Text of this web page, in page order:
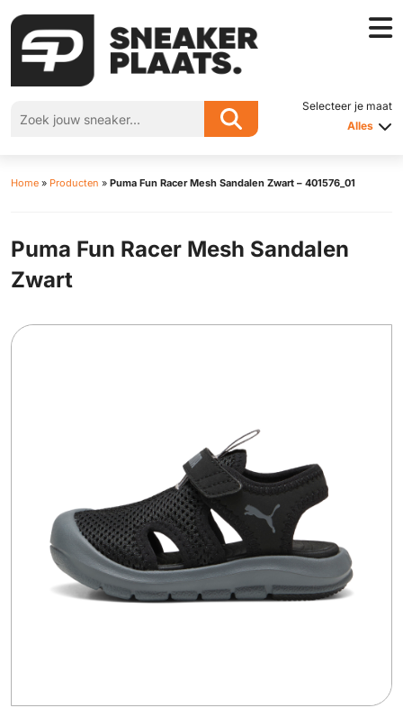
Selecteer je maat
Alles
Home » Producten » Puma Fun Racer Mesh Sandalen Zwart – 401576_01
Puma Fun Racer Mesh Sandalen
Zwart